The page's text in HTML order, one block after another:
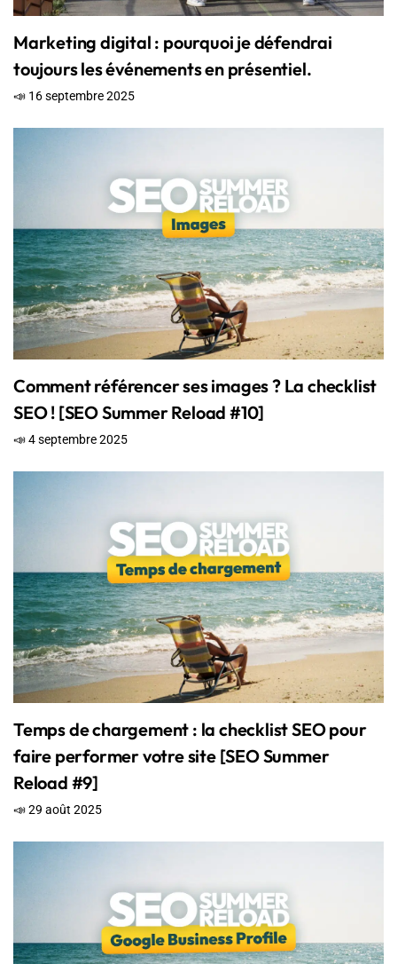
Marketing digital : pourquoi je défendrai
toujours les événements en présentiel.
📣 16 septembre 2025
Comment référencer ses images ? La checklist
SEO ! [SEO Summer Reload #10]
📣 4 septembre 2025
Temps de chargement : la checklist SEO pour
faire performer votre site [SEO Summer
Reload #9]
📣 29 août 2025